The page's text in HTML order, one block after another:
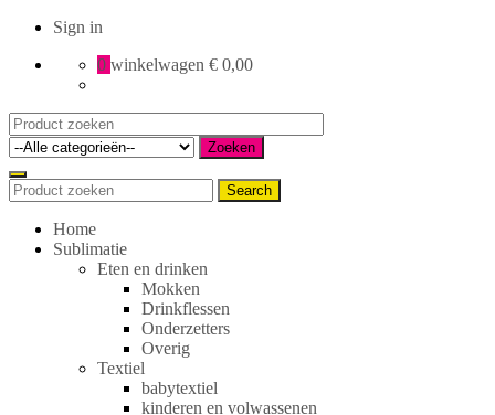
Sign in
0 winkelwagen € 0,00
Search
for:
Zoeken
Search
for:
Search
Home
Sublimatie
Eten en drinken
Mokken
Drinkflessen
Onderzetters
Overig
Textiel
babytextiel
kinderen en volwassenen